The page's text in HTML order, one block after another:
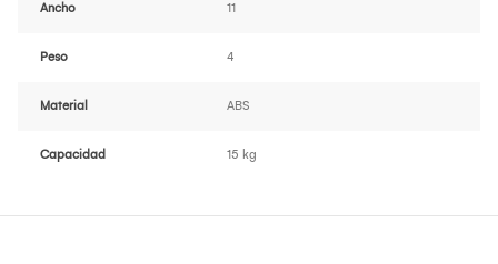
Ancho 11
Peso 4
Material ABS
Capacidad 15 kg